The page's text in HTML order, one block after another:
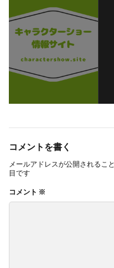
コメントを書く
メールアドレスが公開されるこ
目です
コメント ※